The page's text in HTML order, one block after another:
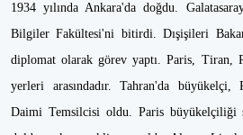
1934 yılında Ankara'da doğdu.
Bilgiler Fakültesi'ni bitirdi. Dışişileri
diplomat olarak görev yaptı. Paris, Tiran,
yerleri arasındadır. Tahran'da
Daimi Temsilcisi oldu. Paris büyükelçiliği